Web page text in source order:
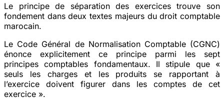
Le principe de séparation des exercices trouve son
fondement dans deux textes majeurs du droit comptable
marocain.
Le Code Général de Normalisation Comptable (CGNC)
énonce explicitement ce principe parmi les sept
principes comptables fondamentaux. Il stipule que «
seuls les charges et les produits se rapportant à
l’exercice doivent figurer dans les comptes de cet
exercice ».